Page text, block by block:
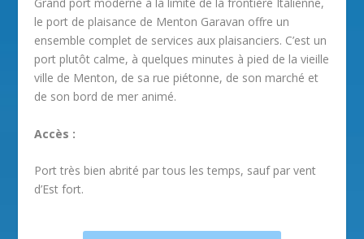
le port de plaisance de Menton Garavan offre un
ensemble complet de services aux plaisanciers. C’est un
port plutôt calme, à quelques minutes à pied de la vieille
ville de Menton, de sa rue piétonne, de son marché et
de son bord de mer animé.
Accès :
Port très bien abrité par tous les temps, sauf par vent
d’Est fort.